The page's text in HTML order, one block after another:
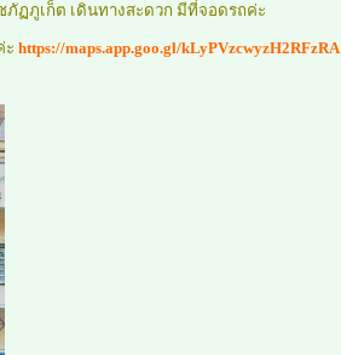
ภัฏภูเก็ต เดินทางสะดวก มีที่จอดรถค่ะ
ะ https://maps.app.goo.gl/kLyPVzcwyzH2RFzRA